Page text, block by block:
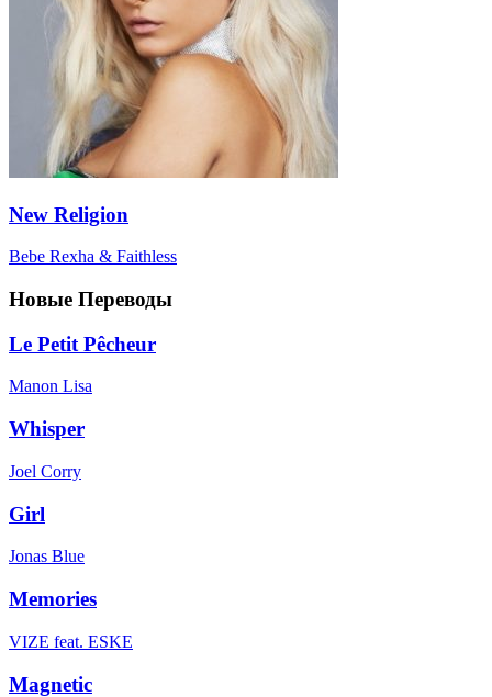
New Religion
Bebe Rexha & Faithless
Новые Переводы
Le Petit Pêcheur
Manon Lisa
Whisper
Joel Corry
Girl
Jonas Blue
Memories
VIZE feat. ESKE
Magnetic